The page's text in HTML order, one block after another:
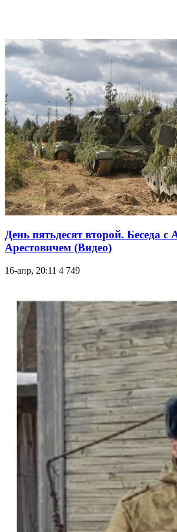
День пятьдесят второй. Беседа с
Арестовичем (Видео)
16-апр, 20:11 4 749